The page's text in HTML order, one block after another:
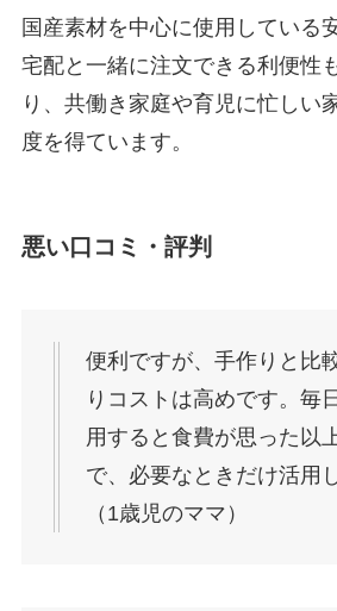
国産素材を中心に使用している
宅配と一緒に注文できる利便性
り、共働き家庭や育児に忙しい
度を得ています。
悪い口コミ・評判
便利ですが、手作りと比
りコストは高めです。毎
用すると食費が思った以
で、必要なときだけ活用
（1歳児のママ）